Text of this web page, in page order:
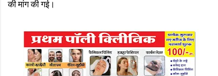
की मांग की गई।